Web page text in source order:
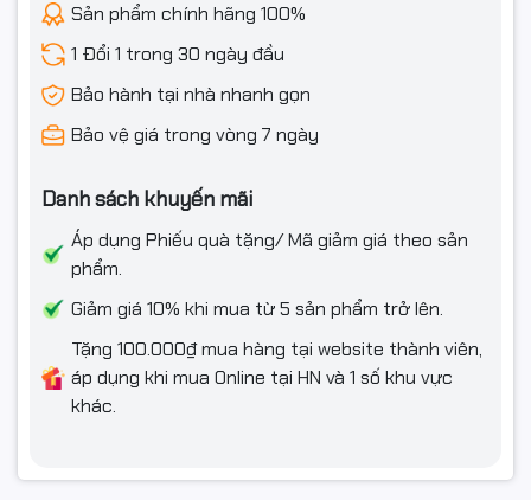
Sản phẩm chính hãng 100%
1 Đổi 1 trong 30 ngày đầu
Bảo hành tại nhà nhanh gọn
Bảo vệ giá trong vòng 7 ngày
Danh sách khuyến mãi
Áp dụng Phiếu quà tặng/ Mã giảm giá theo sản
phẩm.
Giảm giá 10% khi mua từ 5 sản phẩm trở lên.
Tặng 100.000₫ mua hàng tại website thành viên,
áp dụng khi mua Online tại HN và 1 số khu vực
khác.